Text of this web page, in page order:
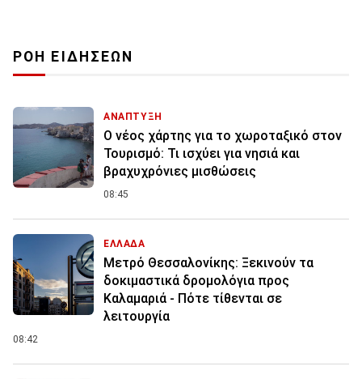
ΡΟΗ ΕΙΔΗΣΕΩΝ
ΑΝΑΠΤΥΞΗ
Ο νέος χάρτης για το χωροταξικό στον
Τουρισμό: Τι ισχύει για νησιά και
βραχυχρόνιες μισθώσεις
08:45
ΕΛΛΑΔΑ
Μετρό Θεσσαλονίκης: Ξεκινούν τα
δοκιμαστικά δρομολόγια προς
Καλαμαριά - Πότε τίθενται σε
λειτουργία
08:42